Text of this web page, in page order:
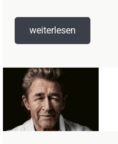
weiterlesen